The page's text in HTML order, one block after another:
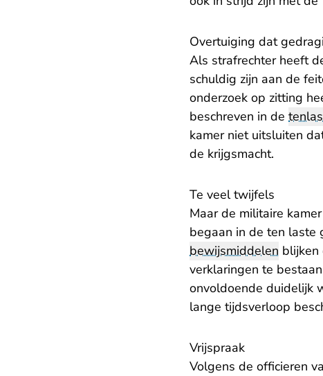
Overtuiging dat
Als strafrechter heeft
schuldig zijn aan de
onderzoek op zitting
beschreven in de
kamer niet uitsluiten
de krijgsmacht.
Te veel twijfels
Maar de militaire
begaan in de ten laste
bewijsmiddelen blijken
verklaringen te
onvoldoende duidelijk
lange tijdsverloop
Vrijspraak
Volgens de officieren